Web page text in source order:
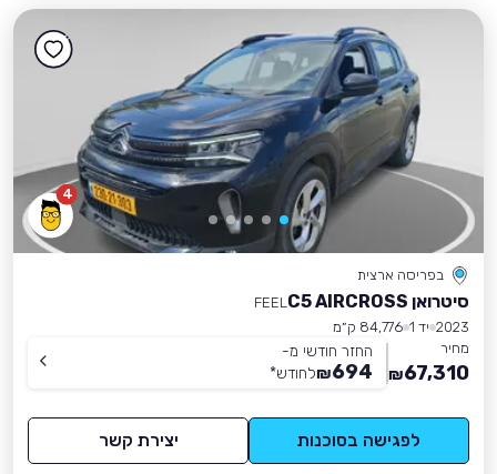
4
בפריסה ארצית
סיטרואן C5 AIRCROSS
FEEL
2023 יד 1
84,776 ק״מ
מחיר
67,310
₪
החזר חודשי מ-
694
₪לחודש*
לפגישה בסוכנות יצירת קשר